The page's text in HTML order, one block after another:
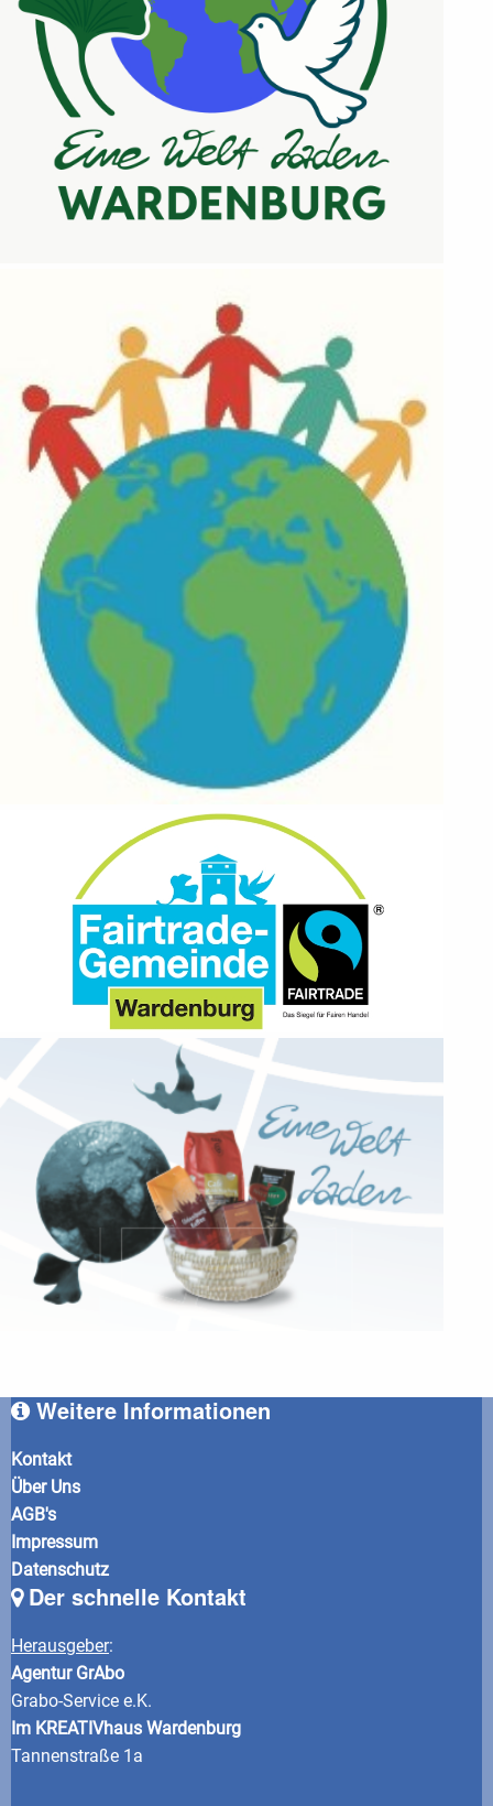
Weitere Informationen
Kontakt
Über Uns
AGB's
Impressum
Datenschutz
Der schnelle Kontakt
Herausgeber:
Agentur GrAbo
Grabo-Service e.K.
Im KREATIVhaus Wardenburg
Tannenstraße 1a